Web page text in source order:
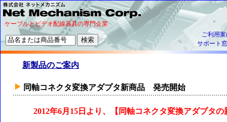
ケーブルとビデオ配線器具の専門企業
ご利用
サポート
新製品のご案内
同軸コネクタ変換アダプタ新商品 発売開始
2012年6月15日より、【同軸コネクタ変換アダプタ